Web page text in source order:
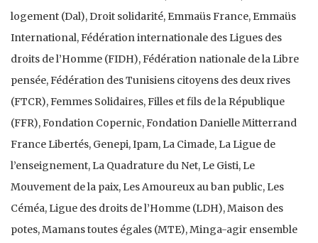
logement (Dal), Droit solidarité, Emmaüs France, Emmaüs
International, Fédération internationale des Ligues des
droits de l’Homme (FIDH), Fédération nationale de la Libre
pensée, Fédération des Tunisiens citoyens des deux rives
(FTCR), Femmes Solidaires, Filles et fils de la République
(FFR), Fondation Copernic, Fondation Danielle Mitterrand
France Libertés, Genepi, Ipam, La Cimade, La Ligue de
l’enseignement, La Quadrature du Net, Le Gisti, Le
Mouvement de la paix, Les Amoureux au ban public, Les
Céméa, Ligue des droits de l’Homme (LDH), Maison des
potes, Mamans toutes égales (MTE), Minga-agir ensemble